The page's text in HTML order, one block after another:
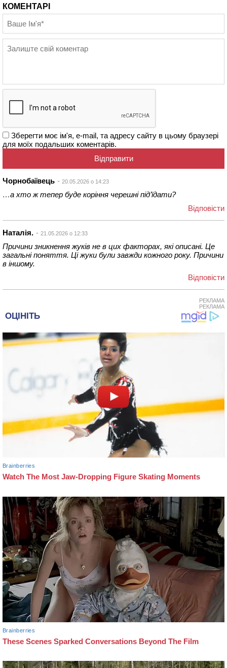
КОМЕНТАРІ
Зберегти моє ім'я, e-mail, та адресу сайту в цьому браузері
для моїх подальших коментарів.
Чорнобаївець 20.05.2026 о 14:23
…а хто ж тепер буде коріння черешні під’їдати?
Відповіcти
Наталія. 21.05.2026 о 12:33
Причини зникнення жуків не в цих факторах, які описані. Це
загальні поняття. Ці жуки були завжди кожного року. Причини
в іншому.
Відповіcти
РЕКЛАМА
РЕКЛАМА